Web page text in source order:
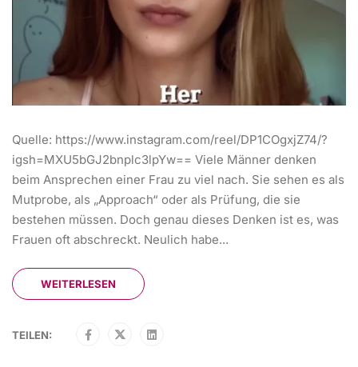
Quelle: https://www.instagram.com/reel/DP1COgxjZ74/?
igsh=MXU5bGJ2bnplc3lpYw== Viele Männer denken
beim Ansprechen einer Frau zu viel nach. Sie sehen es als
Mutprobe, als „Approach“ oder als Prüfung, die sie
bestehen müssen. Doch genau dieses Denken ist es, was
Frauen oft abschreckt. Neulich habe...
WEITERLESEN
TEILEN: